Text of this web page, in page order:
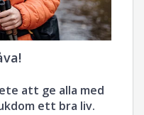
att ge alla med
ett bra liv.